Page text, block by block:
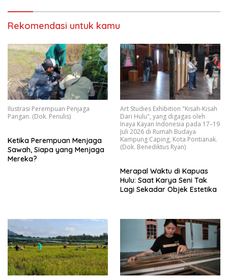
Rekomendasi untuk kamu
Ilustrasi Perempuan Penjaga
Pangan. (Dok. Penulis)
Ketika Perempuan Menjaga
Sawah, Siapa yang Menjaga
Mereka?
Art Studies Exhibition "Kisah-Kisah
Dari Hulu", yang digagas oleh
Inaya Kayan Indonesia pada 17–19
Juli 2026 di Rumah Budaya
Kampung Caping, Kota Pontianak.
(Dok. Benediktus Ryan)
Merapal Waktu di Kapuas
Hulu: Saat Karya Seni Tak
Lagi Sekadar Objek Estetika